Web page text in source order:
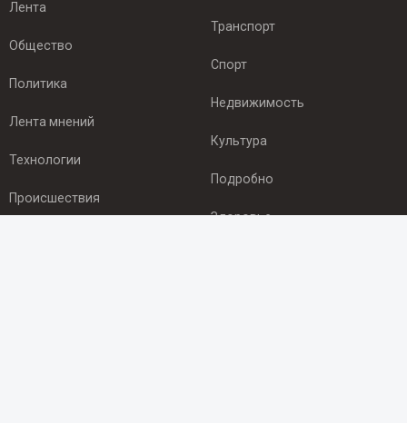
Лента
Общество
Политика
Лента мнений
Технологии
Происшествия
Транспорт
Спорт
Недвижимость
Культура
Подробно
Здоровье